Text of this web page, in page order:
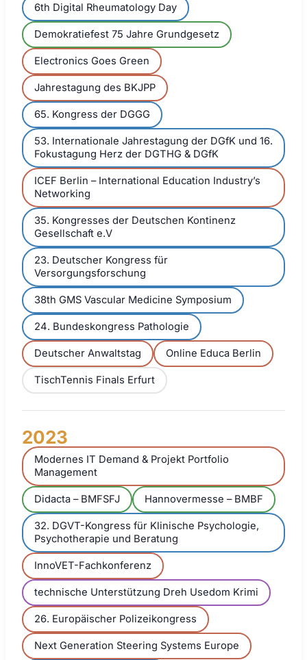
6th Digital Rheumatology Day
Demokratiefest 75 Jahre Grundgesetz
Electronics Goes Green
Jahrestagung des BKJPP
65. Kongress der DGGG
53. Internationale Jahrestagung der DGfK und 16.
Fokustagung Herz der DGTHG & DGfK
ICEF Berlin – International Education Industry’s
Networking
35. Kongresses der Deutschen Kontinenz
Gesellschaft e.V
23. Deutscher Kongress für
Versorgungsforschung
38th GMS Vascular Medicine Symposium
24. Bundeskongress Pathologie
Deutscher Anwaltstag Online Educa Berlin
TischTennis Finals Erfurt
2023
Modernes IT Demand & Projekt Portfolio
Management
Didacta – BMFSFJ Hannovermesse – BMBF
32. DGVT-Kongress für Klinische Psychologie,
Psychotherapie und Beratung
InnoVET-Fachkonferenz
technische Unterstützung Dreh Usedom Krimi
26. Europäischer Polizeikongress
Next Generation Steering Systems Europe